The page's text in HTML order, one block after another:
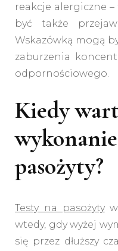
reakcje alergiczne
być także
Wskazówką mogą
zaburzenia
odpornościowego.
Kiedy
pasożyty?
Testy na pasożyty
wtedy, gdy wyżej
się przez dłuższy